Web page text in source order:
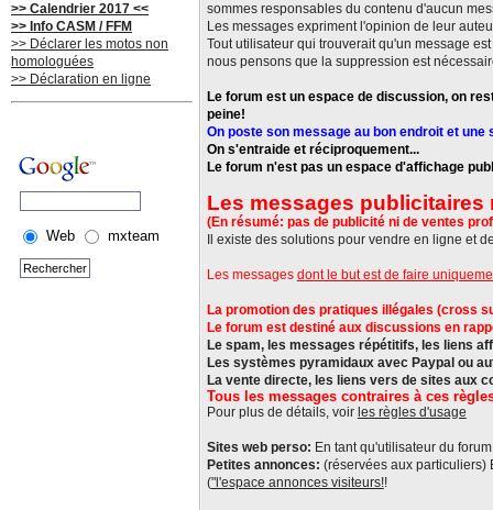
>> Calendrier 2017 <<
>> Info CASM / FFM
>> Déclarer les motos non
homologuées
>> Déclaration en ligne
Web mxteam
sommes responsables du contenu d'aucun
Les messages expriment l'opinion de leur
Tout utilisateur qui trouverait qu'un message
nous pensons que la suppression est
Le forum est un espace de discussion, on
peine!
On poste son message au bon endroit et
On s'entraide et réciproquement...
Le forum n'est pas un espace d'affichage
Les messages
(En résumé: pas de publicité ni de ventes
Il existe des solutions pour vendre en ligne et
Les messages dont le but est de faire
La promotion des pratiques illégales (cross
Le forum est destiné aux discussions en
Le spam, les messages répétitifs, les liens
Les systèmes pyramidaux avec Paypal ou
La vente directe, les liens vers de sites aux
Tous les messages contraires à ces
Pour plus de détails, voir les règles d'usage
Sites web perso: En tant qu'utilisateur du
Petites annonces: (réservées aux
("l'espace annonces visiteurs!!